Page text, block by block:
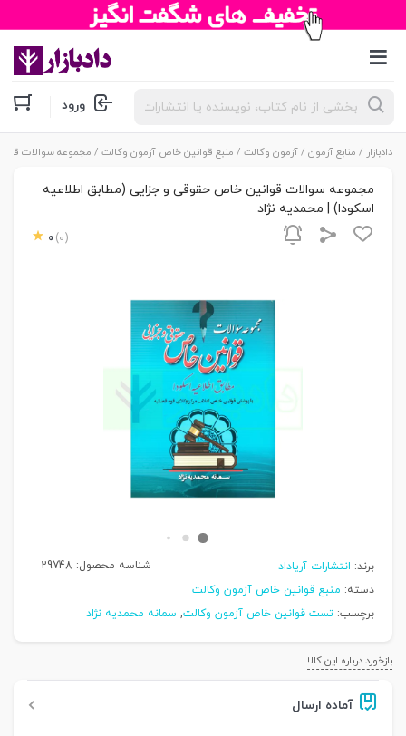
جستجوی
محصولات ورود
دادبازار / منابع آزمون /آزمون وکالت / منبع قوانین خاص آزمون وکالت / مجموعه سوالات
مجموعه سوالات قوانین خاص حقوقی و جزایی (مطابق اطلاعیه
اسکودا) | محمدیه نژاد
0 (0)
برند: انتشارات آریاداد شناسه محصول: 29748
دسته: منبع قوانین خاص آزمون وکالت
برچسب: تست قوانین خاص آزمون وکالت, سمانه محمدیه نژاد
بازخورد درباره این کالا
آماده ارسال